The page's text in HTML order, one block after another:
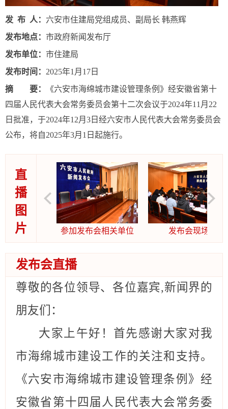
发 布 人： 六安市住建局党组成员、副局长 韩燕辉
发布地点： 市政府新闻发布厅
发布单位： 市住建局
发布时间： 2025年1月17日
摘
要：
《六安市海绵城市建设管理条例》经安徽省第十
四届人民代表大会常务委员会第十二次会议于2024年11月22
日批准，于2024年12月3日经六安市人民代表大会常务委员会
公布，将自2025年3月1日起施行。
直
播
图
片
现场 参加发布会相关单位 发布会现场
发布会直播
尊敬的各位领导、各位嘉宾,新闻界的
朋友们：
大家 上 午好！首先感谢大家对我
市海绵城市建设工作的关注和支持。
《六安市海绵城市建设管理条例》 经
安徽省第十四届人民代表大会常务委